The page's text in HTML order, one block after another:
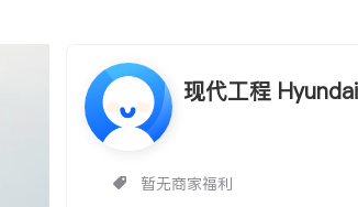
现代工程
暂无商家福利